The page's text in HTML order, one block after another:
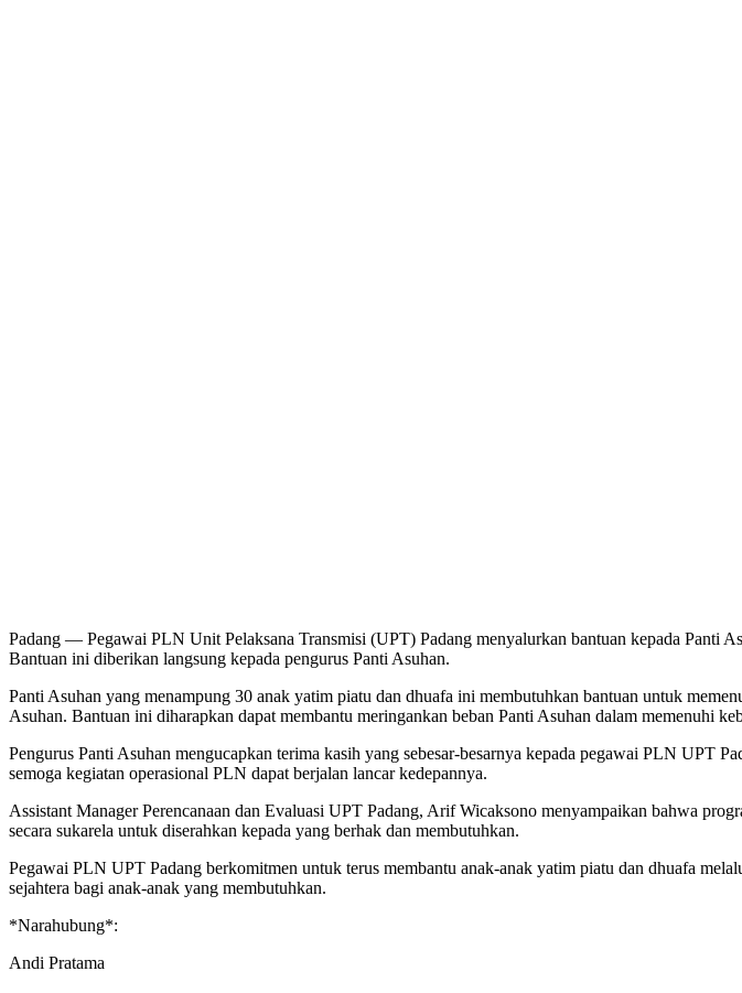
Padang — Pegawai PLN Unit Pelaksana Transmisi (UPT) Padang menyalurkan bantuan kepada Panti
Bantuan ini diberikan langsung kepada pengurus Panti Asuhan.
Panti Asuhan yang menampung 30 anak yatim piatu dan dhuafa ini membutuhkan bantuan untuk
Asuhan. Bantuan ini diharapkan dapat membantu meringankan beban Panti Asuhan dalam memenuhi
Pengurus Panti Asuhan mengucapkan terima kasih yang sebesar-besarnya kepada pegawai PLN UPT
semoga kegiatan operasional PLN dapat berjalan lancar kedepannya.
Assistant Manager Perencanaan dan Evaluasi UPT Padang, Arif Wicaksono menyampaikan bahwa
secara sukarela untuk diserahkan kepada yang berhak dan membutuhkan.
Pegawai PLN UPT Padang berkomitmen untuk terus membantu anak-anak yatim piatu dan dhuafa
sejahtera bagi anak-anak yang membutuhkan.
*Narahubung*:
Andi Pratama